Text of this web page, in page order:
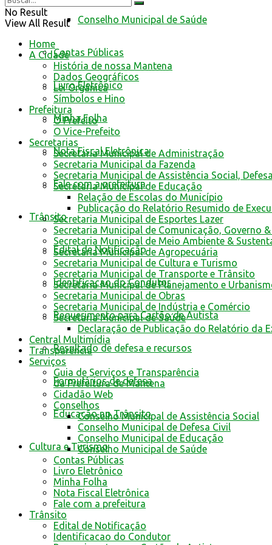
Conselho Municipal de Saúde
Contas Públicas
Livro Eletrônico
Minha Folha
Nota Fiscal Eletrônica
Fale com a prefeitura
Trânsito
Edital de Notificação
Identificacao do Condutor
Requerimento para Cartão de Autista
Resultado de defesa e recursos
Formulários de defesa
Educação no Trânsito
Cultura e Turismo
No Result
View All Result
Home
A Cidade
História de nossa Mantena
Dados Geográficos
Lei Orgânica
Símbolos e Hino
Prefeitura
O Prefeito
O Vice-Prefeito
Secretarias
Secretaria Municipal de Administração
Secretaria Municipal da Fazenda
Secretaria Municipal de Assistência Social,
Secretaria Municipal de Educação
Relação de Escolas do Município
Publicação do Relatório Resumido de
Secretaria Municipal de Esportes Lazer
Secretaria Municipal de Comunicação, Governo
Secretaria Municipal de Meio Ambiente &
Secretaria Municipal de Agropecuária
Secretaria Municipal de Cultura e Turismo
Secretaria Municipal de Transporte e Trânsito
Secretaria Municipal de Planejamento e
Secretaria Municipal de Obras
Secretaria Municipal de Indústria e Comércio
Secretaria Municipal de Saúde
Declaração de Publicação do Relatório da
Central Multimídia
Transparência
Serviços
Guia de Serviços e Transparência
da Prefeitura de Mantena
Cidadão Web
Conselhos
Conselho Municipal de Assistência Social
Conselho Municipal de Defesa Civil
Conselho Municipal de Educação
Conselho Municipal de Saúde
Contas Públicas
Livro Eletrônico
Minha Folha
Nota Fiscal Eletrônica
Fale com a prefeitura
Trânsito
Edital de Notificação
Identificacao do Condutor